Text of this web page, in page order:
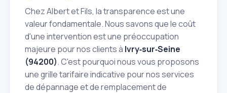
Chez Albert et Fils, la transparence est une
valeur fondamentale. Nous savons que le coût
d'une intervention est une préoccupation
majeure pour nos clients à Ivry‑sur‑Seine
(94200). C'est pourquoi nous vous proposons
une grille tarifaire indicative pour nos services
de dépannage et de remplacement de